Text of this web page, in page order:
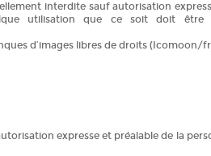
interdite sauf autorisation
utilisation que ce soit doit être
d’images libres de droits (Icomoon/
expresse et préalable de la